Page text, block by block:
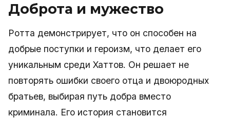
Доброта и мужество
Ротта демонстрирует, что он способен на
добрые поступки и героизм, что делает его
уникальным среди Хаттов. Он решает не
повторять ошибки своего отца и двоюродных
братьев, выбирая путь добра вместо
криминала. Его история становится